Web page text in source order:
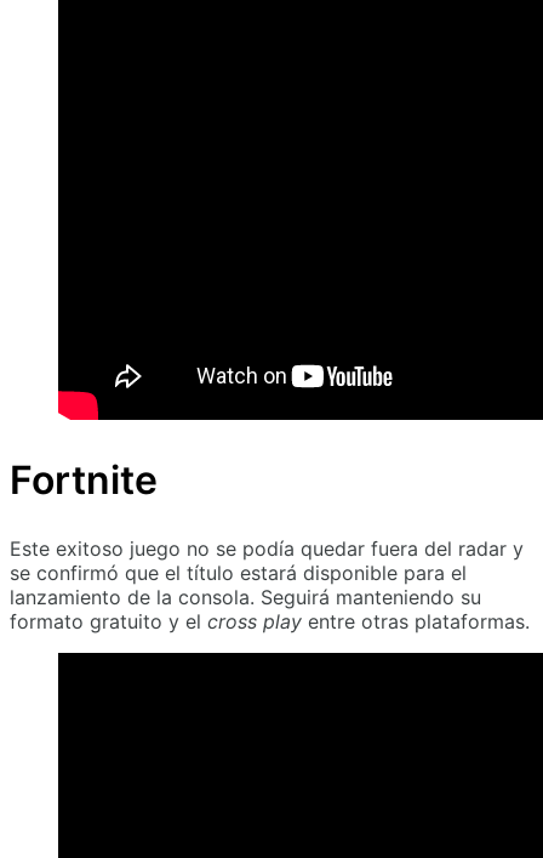
Fortnite
Este exitoso juego no se podía quedar fuera del radar y
se confirmó que el título estará disponible para el
lanzamiento de la consola. Seguirá manteniendo su
formato gratuito y el cross play entre otras plataformas.